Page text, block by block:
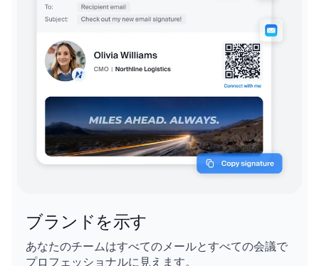
ブランドを示す
あなたのチームはすべてのメールとすべての会議で